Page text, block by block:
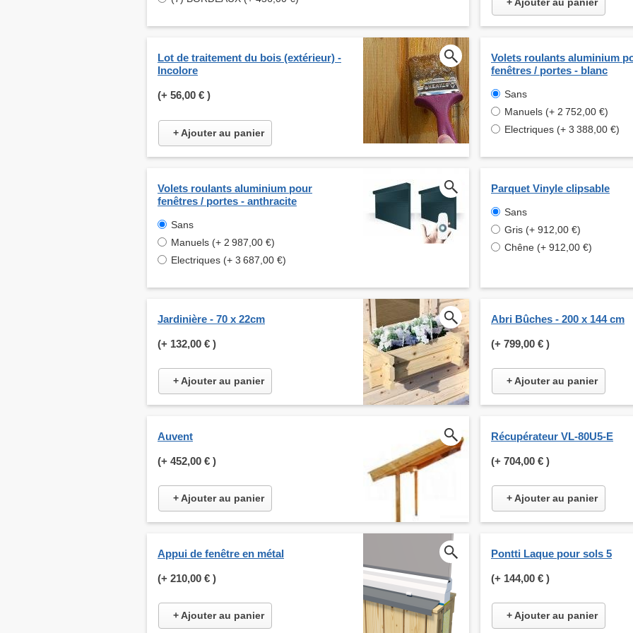
+ Ajouter au panier
Lot de traitement du bois (extérieur) -
Incolore
(+ 56,00 € )
+ Ajouter au panier
Volets roulants aluminium
fenêtres / portes - blanc
Sans
Manuels (+ 2 752,00 €)
Electriques (+ 3 388,00 €)
Volets roulants aluminium pour
fenêtres / portes - anthracite
Sans
Manuels (+ 2 987,00 €)
Electriques (+ 3 687,00 €)
Parquet Vinyle clipsable
Sans
Gris (+ 912,00 €)
Chêne (+ 912,00 €)
Jardinière - 70 x 22cm
(+ 132,00 € )
+ Ajouter au panier
Abri Bûches - 200 x 144 cm
(+ 799,00 € )
+ Ajouter au panier
Auvent
(+ 452,00 € )
+ Ajouter au panier
Récupérateur VL-80U5-E
(+ 704,00 € )
+ Ajouter au panier
Appui de fenêtre en métal
(+ 210,00 € )
+ Ajouter au panier
Pontti Laque pour sols 5
(+ 144,00 € )
+ Ajouter au panier